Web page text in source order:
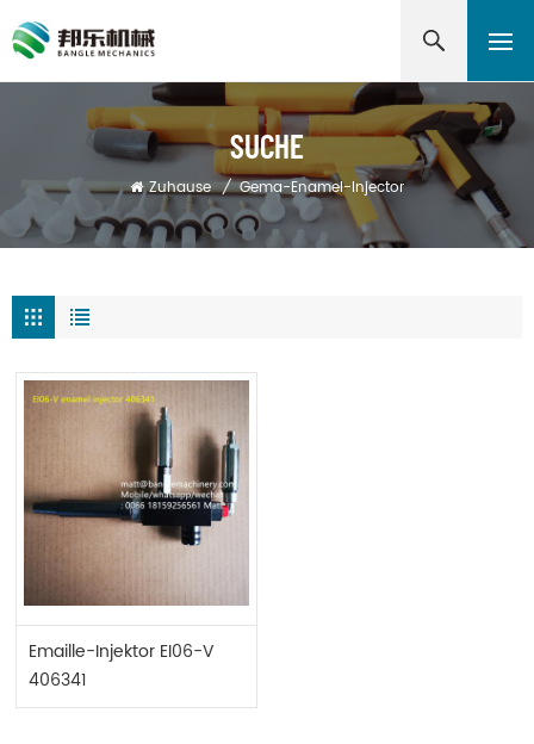
SUCHE
Zuhause / Gema-Enamel-Injector
Emaille-Injektor EI06-V
406341